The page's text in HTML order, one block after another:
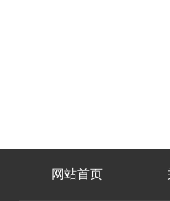
网站首页